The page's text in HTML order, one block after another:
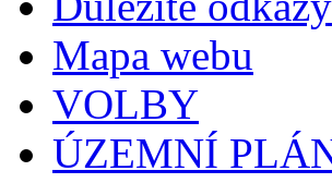
Mapa webu
VOLBY
ÚZEMNÍ